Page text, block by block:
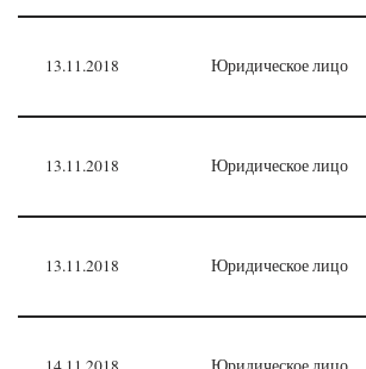
13.11.2018 Юридическое лицо
13.11.2018 Юридическое лицо
13.11.2018 Юридическое лицо